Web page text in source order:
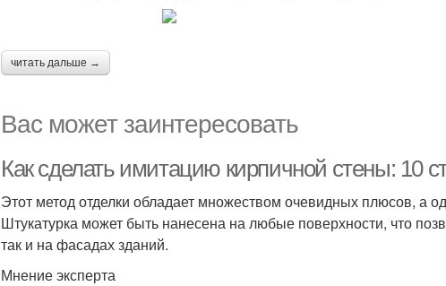
читать дальше →
Вас может заинтересовать
Как сделать имитацию кирпичной стены: 10
Этот метод отделки обладает множеством очевидных плюсов, а
Штукатурка может быть нанесена на любые поверхности, что
так и на фасадах зданий.
Мнение эксперта